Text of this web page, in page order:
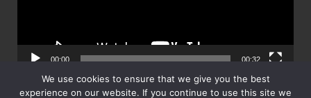
00:00 00:32
We use cookies to ensure that we give you the best
experience on our website. If you continue to use this site we